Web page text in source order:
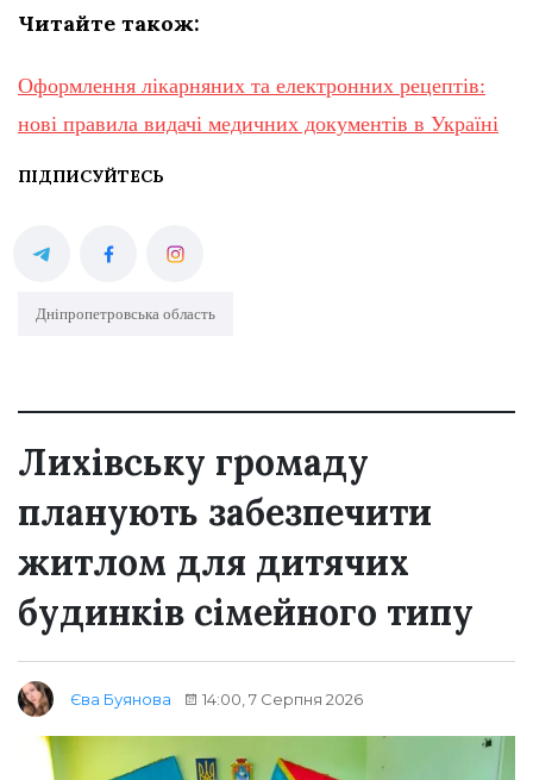
Читайте також:
Оформлення лікарняних та електронних рецептів:
нові правила видачі медичних документів в Україні
ПІДПИСУЙТЕСЬ
Дніпропетровська область
Лихівську громаду
планують забезпечити
житлом для дитячих
будинків сімейного типу
Єва Буянова 14:00, 7 Серпня 2026